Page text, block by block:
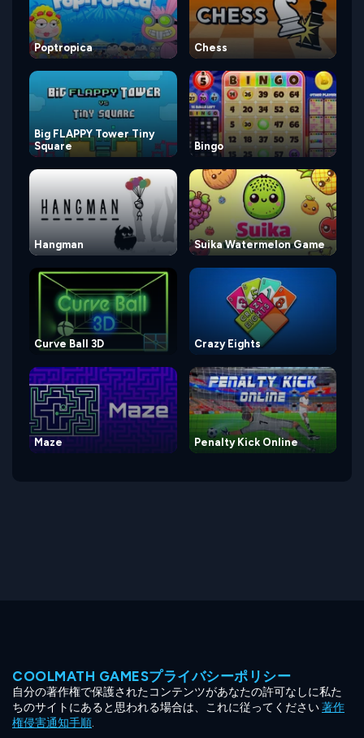
Poptropica Chess
Big FLAPPY Tower Tiny
Square
Bingo
Hangman Suika Watermelon Game
Curve Ball 3D Crazy Eights
Maze Penalty Kick Online
COOLMATH GAMESプライバシーポリシー
自分の著作権で保護されたコンテンツがあなたの許可なしに私た
ちのサイトにあると思われる場合は、これに従ってください著作
権侵害通知手順.